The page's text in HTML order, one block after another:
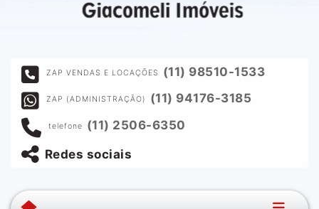
ZAP VENDAS E LOCAÇÕES (11) 98510-1533
ZAP (ADMINISTRAÇÃO) (11) 94176-3185
telefone (11) 2506-6350
Redes sociais